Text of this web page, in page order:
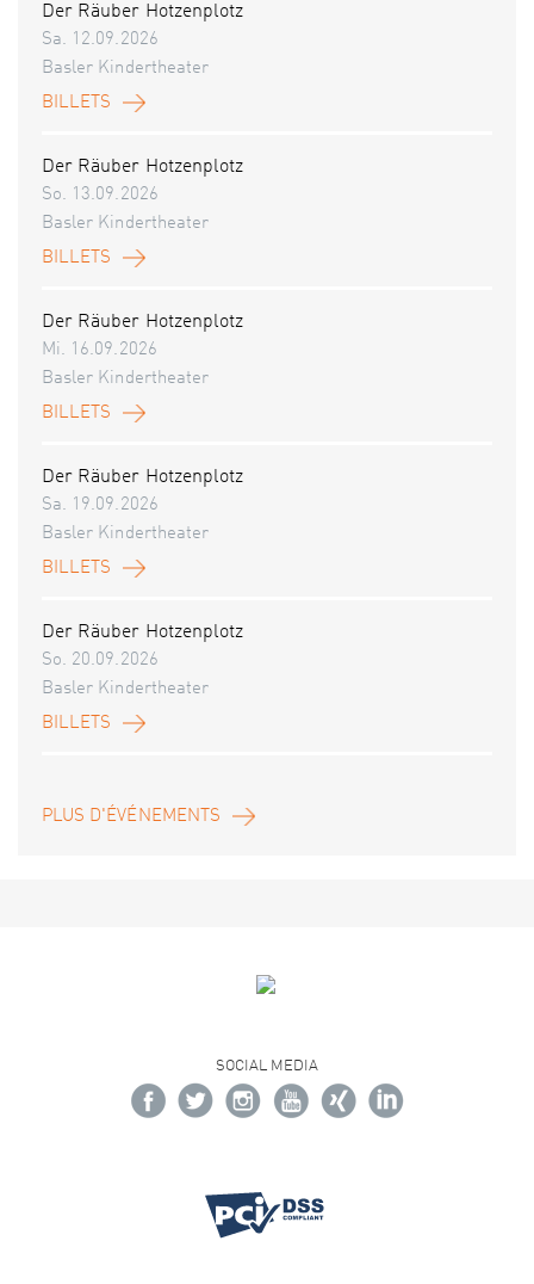
Der Räuber Hotzenplotz
Sa. 12.09.2026
Basler Kindertheater
BILLETS
Der Räuber Hotzenplotz
So. 13.09.2026
Basler Kindertheater
BILLETS
Der Räuber Hotzenplotz
Mi. 16.09.2026
Basler Kindertheater
BILLETS
Der Räuber Hotzenplotz
Sa. 19.09.2026
Basler Kindertheater
BILLETS
Der Räuber Hotzenplotz
So. 20.09.2026
Basler Kindertheater
BILLETS
PLUS D'ÉVÉNEMENTS
SOCIAL MEDIA